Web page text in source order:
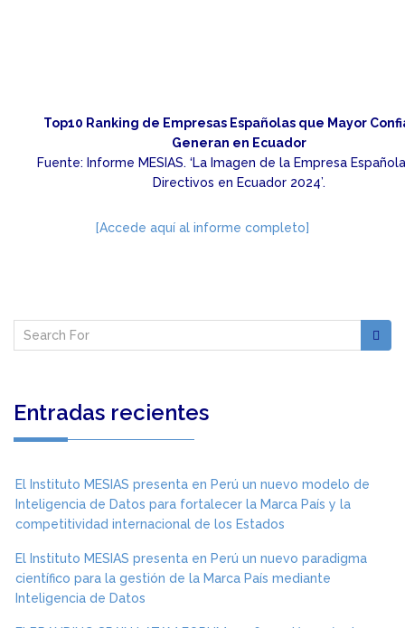
Top10 Ranking de Empresas Españolas que Mayor
Generan en Ecuador
Fuente: Informe MESIAS. ‘La Imagen de la Empresa
Directivos en Ecuador 2024’.
[Accede aquí al informe completo]
Entradas recientes
El Instituto MESIAS presenta en Perú un nuevo modelo de
Inteligencia de Datos para fortalecer la Marca País y la
competitividad internacional de los Estados
El Instituto MESIAS presenta en Perú un nuevo paradigma
científico para la gestión de la Marca País mediante
Inteligencia de Datos